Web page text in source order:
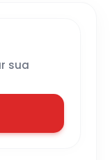
sua